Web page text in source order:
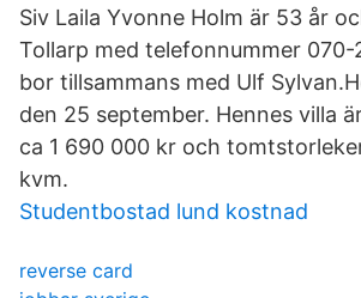
Siv Laila Yvonne Holm är 53 år
Tollarp med telefonnummer 070-
bor tillsammans med Ulf
den 25 september. Hennes villa
ca 1 690 000 kr och
kvm.
Studentbostad lund kostnad
reverse card